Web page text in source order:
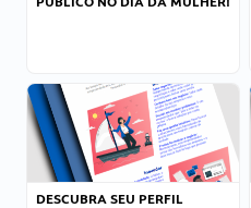
DESCUBRA SEU PERFIL